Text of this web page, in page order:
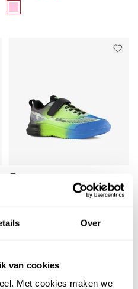
Over
van cookies
Met cookies maken we
Osaga
Osaga jongens
groen blauw